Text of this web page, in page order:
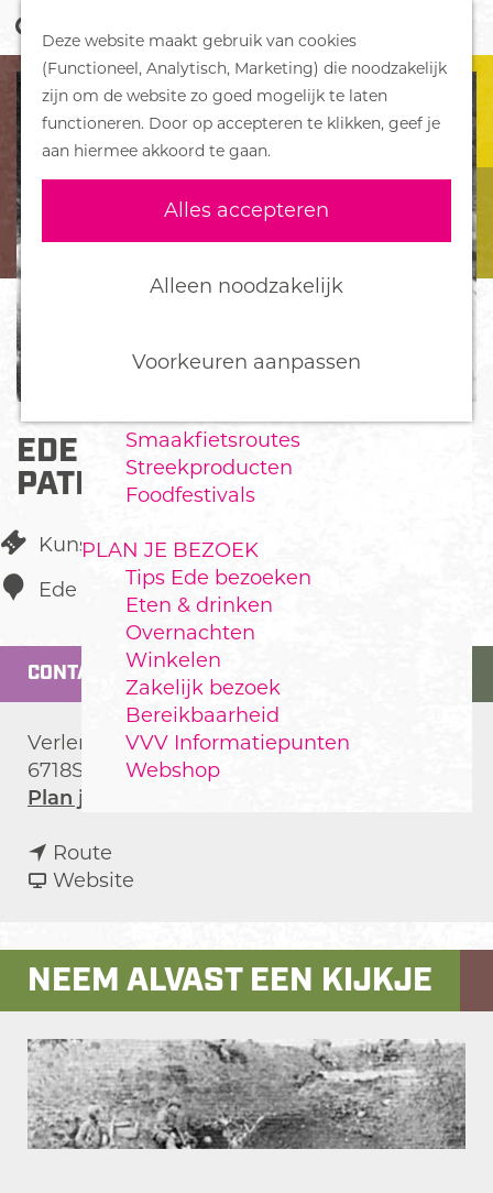
Deze website maakt gebruik van cookies
(Functioneel, Analytisch, Marketing) die noodzakelijk
zijn om de website zo goed mogelijk te laten
functioneren. Door op accepteren te klikken, geef je
aan hiermee akkoord te gaan.
Alles accepteren
Alleen noodzakelijk
Voorkeuren aanpassen
G
a
a
a
r
d
e
h
o
m
e
p
g
e
o
e
k
e
n
M
e
n
u
DORPEN
Bennekom
De Klomp
Deelen
Ederveen
Harskamp
Hoenderloo
Wekerom
Smaakfietsroutes
Streekproducten
Foodfestivals
PLAN JE BEZOEK
Tips Ede bezoeken
Eten & drinken
Overnachten
Winkelen
Zakelijk bezoek
Bereikbaarheid
VVV Informatiepunten
Webshop
EDE - THE INCREDIBLE
PATROL
Kunst en Cultuur
Ede
CONTACT
Verlengde Arnhemseweg 107
6718SM
Ede
Plan je route
e
-
T
h
e
i
n
c
Route
a
E
d
e
-
T
h
e
i
Website
E
d
e
-
T
h
e
i
NEEM ALVAST EEN KIJKJE